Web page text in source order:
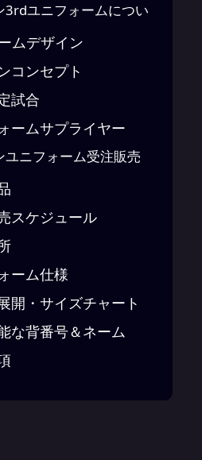
3rdユニフォームについ
ムデザイン
コンセプト
試合
ームサプライヤー
ユニフォーム受注販売
スケジュール
ーム仕様
開・サイズチャート
な背番号＆ネーム